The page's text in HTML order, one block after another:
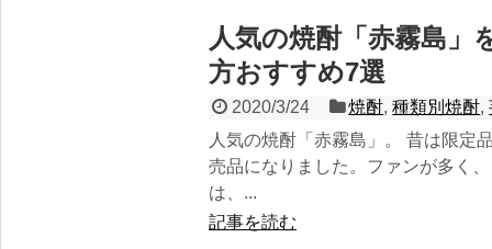
人‌気‌の‌焼‌酎‌「赤‌霧‌島」‌
方‌お‌す‌す‌め‌7‌選‌ ‌ ‌
2020/3/24 焼酎,種類別焼酎,
人気の焼酎「赤霧島」。 昔は限定
売品になりました。ファンが多く
は、...
記事を読む